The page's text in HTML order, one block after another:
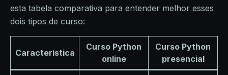
esta tabela comparativa para entender melhor esses
dois tipos de curso:
Característica
Curso Python
online
Curso Python
presencial